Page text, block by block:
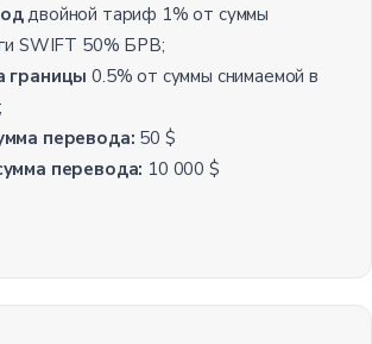
двойной тариф 1% от суммы
SWIFT 50% БРВ;
границы 0.5% от суммы снимаемой в
перевода: 50 $
перевода: 10 000 $